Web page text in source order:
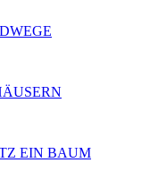
EIN BAUM